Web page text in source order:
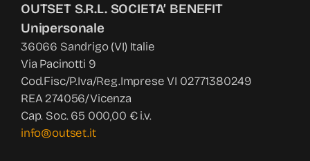
OUTSET S.R.L. SOCIETA’ BENEFIT
Unipersonale
36066 Sandrigo (VI) Italie
Via Pacinotti 9
Cod.Fisc/P.Iva/Reg.Imprese VI 02771380249
REA 274056/Vicenza
Cap. Soc. 65 000,00 € i.v.
info@outset.it